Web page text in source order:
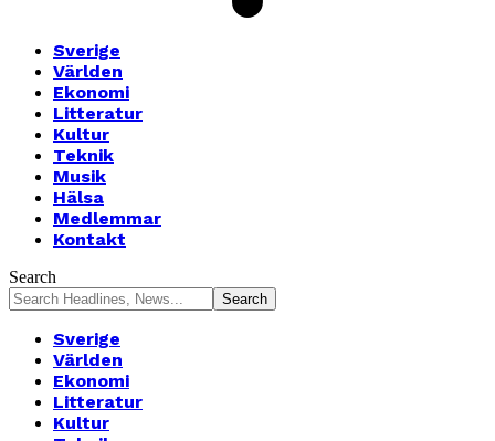
Sverige
Världen
Ekonomi
Litteratur
Kultur
Teknik
Musik
Hälsa
Medlemmar
Kontakt
Search
Sverige
Världen
Ekonomi
Litteratur
Kultur